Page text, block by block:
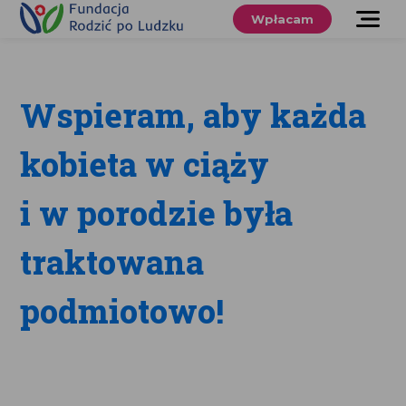
Przewiń
treści
Wspieraj
nas
Twoje prawa
Sklep
Niezbędnik
Wpłacam
Wspieram, aby każda
kobieta w ciąży
i w porodzie była
traktowana
podmiotowo!